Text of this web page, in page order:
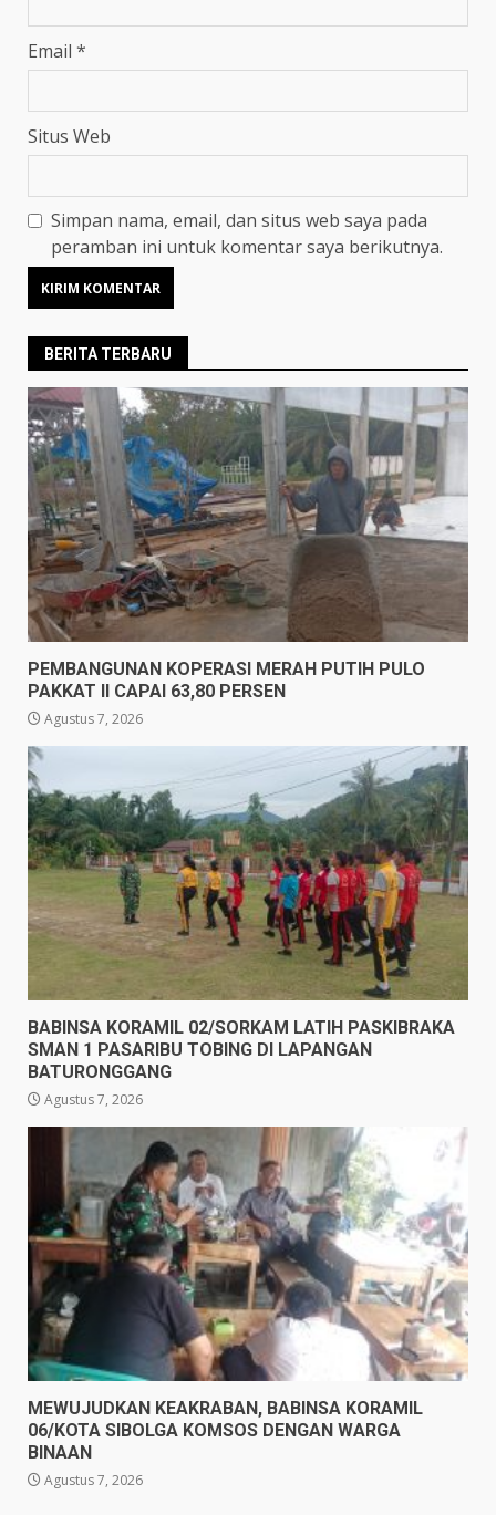
Email *
Situs Web
Simpan nama, email, dan situs web saya pada
peramban ini untuk komentar saya berikutnya.
BERITA TERBARU
PEMBANGUNAN KOPERASI MERAH PUTIH PULO
PAKKAT II CAPAI 63,80 PERSEN
Agustus 7, 2026
BABINSA KORAMIL 02/SORKAM LATIH PASKIBRAKA
SMAN 1 PASARIBU TOBING DI LAPANGAN
BATURONGGANG
Agustus 7, 2026
MEWUJUDKAN KEAKRABAN, BABINSA KORAMIL
06/KOTA SIBOLGA KOMSOS DENGAN WARGA
BINAAN
Agustus 7, 2026